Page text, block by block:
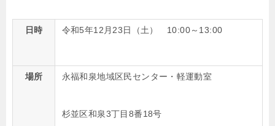
日時 令和5年12月23日（土） 10:00～13:00
場所 永福和泉地域区民センター・軽運動室
杉並区和泉3丁目8番18号